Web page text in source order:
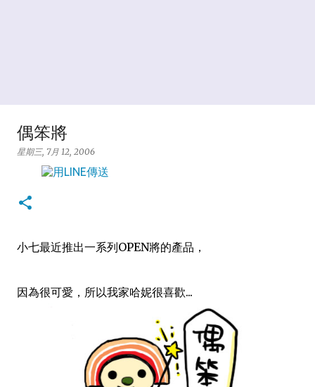
偶笨將
星期三, 7月 12, 2006
小七最近推出一系列OPEN將的產品，
因為很可愛，所以我家哈妮很喜歡...